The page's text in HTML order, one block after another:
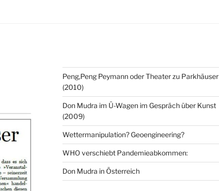
Peng,Peng Peymann oder Theater zu Parkhäuser
(2010)
Don Mudra im Ü-Wagen im Gespräch über Kunst
(2009)
Wettermanipulation? Geoengineering?
WHO verschiebt Pandemieabkommen:
Don Mudra in Österreich